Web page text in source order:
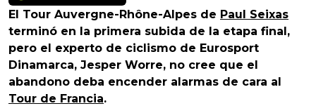
El Tour Auvergne-Rhône-Alpes de Paul Seixas
terminó en la primera subida de la etapa final,
pero el experto de ciclismo de Eurosport
Dinamarca, Jesper Worre, no cree que el
abandono deba encender alarmas de cara al
Tour de Francia.